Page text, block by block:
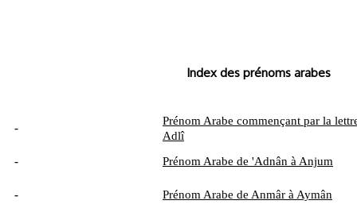
Index des prénoms arabes
-
Prénom Arabe commençant par la
Adlî
-
Prénom Arabe de 'Adnân à Anjum
- Prénom Arabe de Anmâr à Aymân